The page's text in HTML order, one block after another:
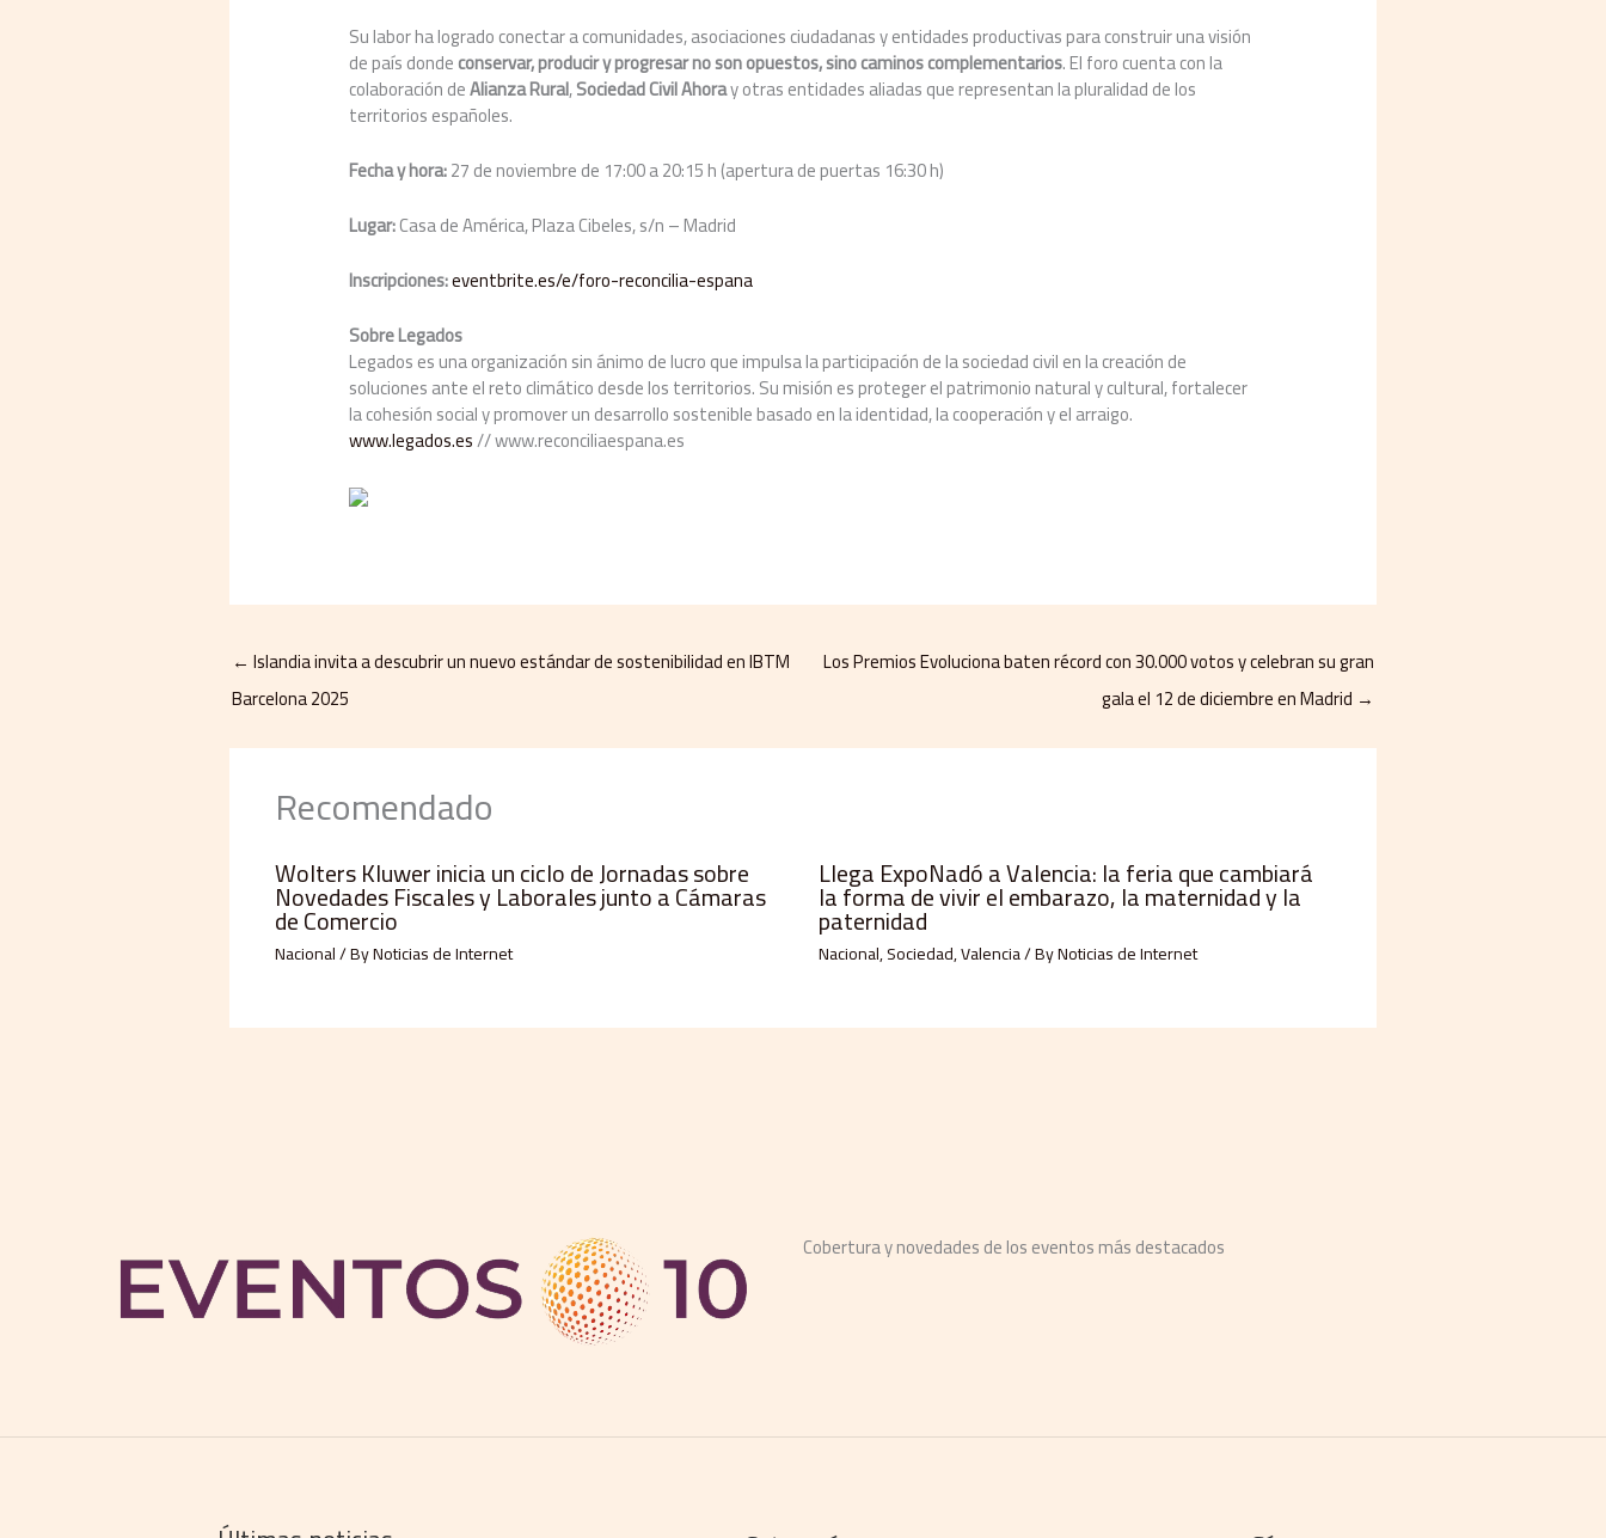
Su labor ha logrado conectar a comunidades, asociaciones ciudadanas y entidades productivas para construir una visión
de país dondeconservar, producir y progresar no son opuestos, sino caminos complementarios. El foro cuenta con la
colaboración deAlianza Rural,Sociedad Civil Ahoray otras entidades aliadas que representan la pluralidad de los
territorios españoles.
Fecha y hora:27 de noviembre de 17:00 a 20:15 h (apertura de puertas 16:30 h)
Lugar:Casa de América, Plaza Cibeles, s/n – Madrid
Inscripciones:eventbrite.es/e/foro-reconcilia-espana
Sobre Legados
Legados es una organización sin ánimo de lucro que impulsa la participación de la sociedad civil en la creación de
soluciones ante el reto climático desde los territorios. Su misión es proteger el patrimonio natural y cultural, fortalecer
la cohesión social y promover un desarrollo sostenible basado en la identidad, la cooperación y el arraigo.
www.legados.es// www.reconciliaespana.es
← Islandia invita a descubrir un nuevo estándar de sostenibilidad en IBTM
Barcelona 2025
Los Premios Evoluciona baten récord con 30.000 votos y celebran su gran
gala el 12 de diciembre en Madrid →
Recomendado
Wolters Kluwer inicia un ciclo de Jornadas sobre
Novedades Fiscales y Laborales junto a Cámaras
de Comercio
Nacional/ ByNoticias de Internet
Llega ExpoNadó a Valencia: la feria que cambiará
la forma de vivir el embarazo, la maternidad y la
paternidad
Nacional,Sociedad,Valencia/ ByNoticias de Internet
Cobertura y novedades de los eventos más destacados